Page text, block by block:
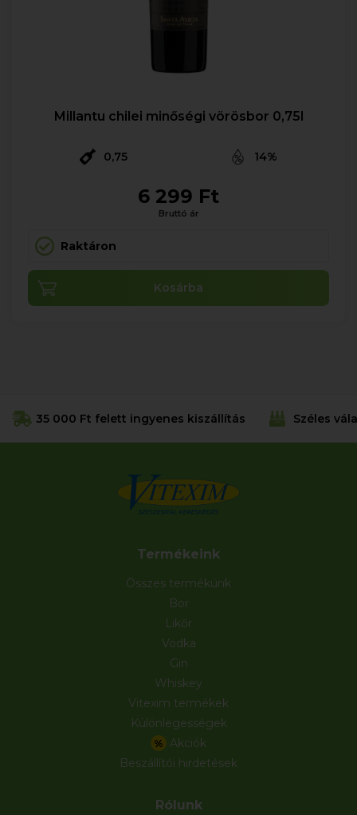
Millantu chilei minőségi vörösbor 0,75l
0,75 14%
6 299 Ft
Bruttó ár
Raktáron
Kosárba
35 000 Ft felett ingyenes kiszállítás Széles
Termékeink
Összes termékünk
Bor
Likőr
Vodka
Gin
Whiskey
Vitexim termékek
Különlegességek
% Akciók
Beszállítói hirdetések
Rólunk